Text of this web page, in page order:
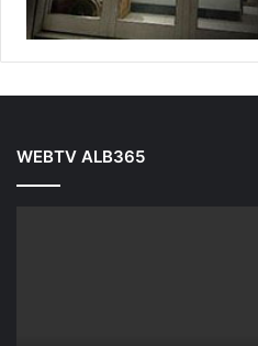
WEBTV ALB365